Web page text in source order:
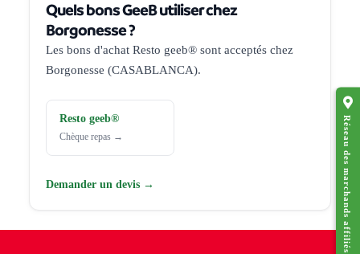
Réseau des marchands affiliés
Quels bons GeeB utiliser chez
Borgonesse ?
Les bons d'achat Resto geeb® sont acceptés chez
Borgonesse (CASABLANCA).
Resto geeb®
Chèque repas →
Demander un devis →